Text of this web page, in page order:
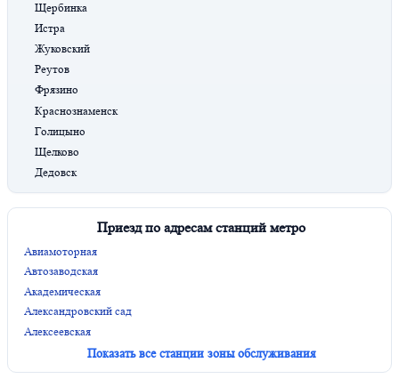
Щербинка
Истра
Жуковский
Реутов
Фрязино
Краснознаменск
Голицыно
Щелково
Дедовск
Приезд по адресам станций метро
Авиамоторная
Автозаводская
Академическая
Александровский сад
Алексеевская
Показать все станции зоны обслуживания